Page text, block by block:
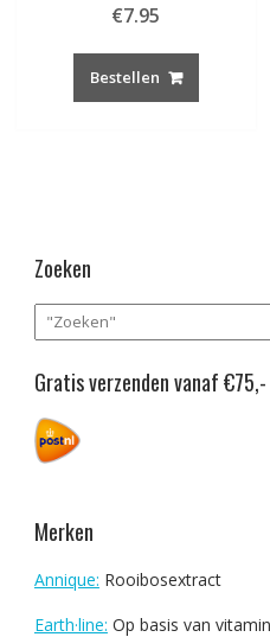
€7.95
Bestellen
Zoeken
Gratis verzenden vanaf €75,-
Merken
Annique: Rooibosextract
Earth·line: Op basis van